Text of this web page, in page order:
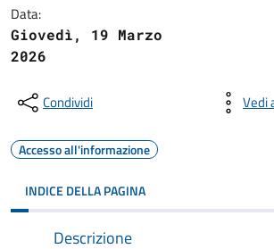
Data:
Giovedì, 19 Marzo
2026
Condividi Vedi
Accesso all'informazione
INDICE DELLA PAGINA
Descrizione